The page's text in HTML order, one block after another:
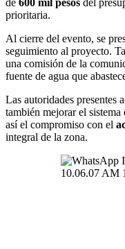
de 600 mil pesos del
prioritaria.
Al cierre del evento, se
seguimiento al proyecto.
una comisión de la
fuente de agua que
Las autoridades presentes
también mejorar el
así el compromiso con el
integral de la zona.